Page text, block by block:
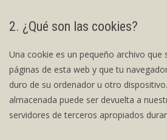
2. ¿Qué son las cookies?
Una cookie es un pequeño archivo que
páginas de esta web y que tu
duro de su ordenador u otro
almacenada puede ser devuelta a
servidores de terceros apropiados